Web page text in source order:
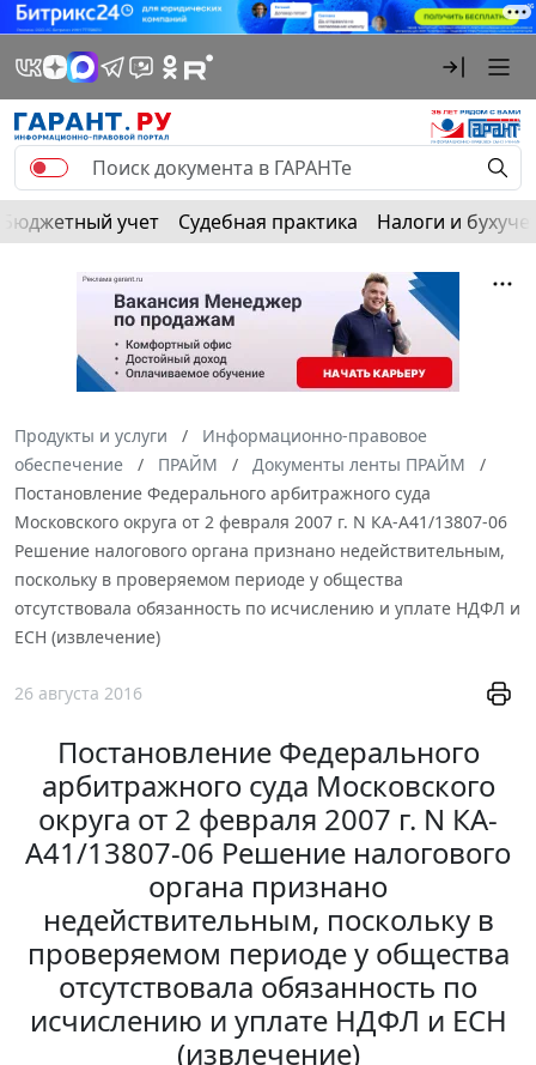
Бюджетный учет Судебная практика Налоги и
Продукты и услуги
Информационно-правовое
обеспечение
ПРАЙМ
Документы ленты ПРАЙМ
Постановление Федерального арбитражного суда
Московского округа от 2 февраля 2007 г. N КА-А41/13807-06
Решение налогового органа признано недействительным,
поскольку в проверяемом периоде у общества
отсутствовала обязанность по исчислению и уплате НДФЛ и
ЕСН (извлечение)
26 августа 2016
Постановление Федерального
арбитражного суда Московского
округа от 2 февраля 2007 г. N КА-
А41/13807-06 Решение налогового
органа признано
недействительным, поскольку в
проверяемом периоде у общества
отсутствовала обязанность по
исчислению и уплате НДФЛ и ЕСН
(извлечение)